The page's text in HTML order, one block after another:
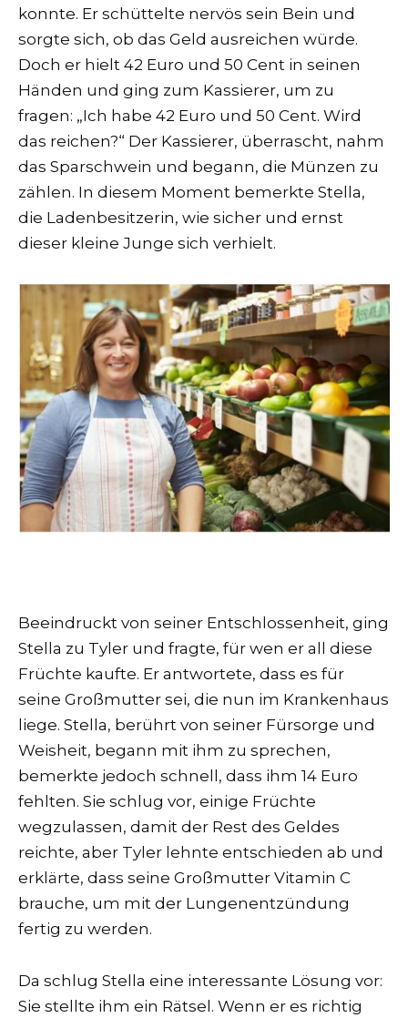
konnte. Er schüttelte nervös sein Bein und
sorgte sich, ob das Geld ausreichen würde.
Doch er hielt 42 Euro und 50 Cent in seinen
Händen und ging zum Kassierer, um zu
fragen: „Ich habe 42 Euro und 50 Cent. Wird
das reichen?“ Der Kassierer, überrascht, nahm
das Sparschwein und begann, die Münzen zu
zählen. In diesem Moment bemerkte Stella,
die Ladenbesitzerin, wie sicher und ernst
dieser kleine Junge sich verhielt.
Beeindruckt von seiner Entschlossenheit, ging
Stella zu Tyler und fragte, für wen er all diese
Früchte kaufte. Er antwortete, dass es für
seine Großmutter sei, die nun im Krankenhaus
liege. Stella, berührt von seiner Fürsorge und
Weisheit, begann mit ihm zu sprechen,
bemerkte jedoch schnell, dass ihm 14 Euro
fehlten. Sie schlug vor, einige Früchte
wegzulassen, damit der Rest des Geldes
reichte, aber Tyler lehnte entschieden ab und
erklärte, dass seine Großmutter Vitamin C
brauche, um mit der Lungenentzündung
fertig zu werden.
Da schlug Stella eine interessante Lösung vor:
Sie stellte ihm ein Rätsel. Wenn er es richtig